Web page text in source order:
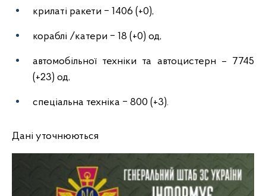
крилаті ракети ‒ 1406 (+0),
кораблі /катери ‒ 18 (+0) од,
автомобільної техніки та автоцистерн – 7745
(+23) од,
спеціальна техніка ‒ 800 (+3).
Дані уточнюються